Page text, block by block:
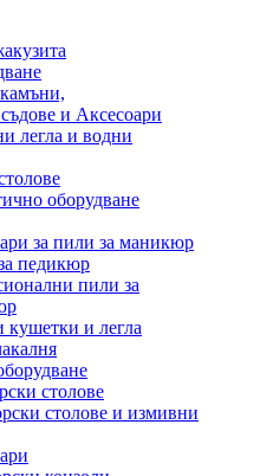
и Аксесоари
легла и водни
оборудване
за пили за маникюр
педикюр
пили за
кушетки и легла
столове
столове и измивни